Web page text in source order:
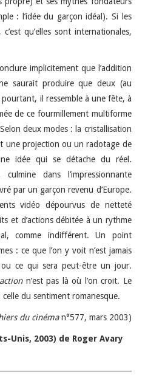
: l’idée du garçon idéal). Si les
qu’elles sont internationales,
implicitement que l’addition
saurait produire que deux (au
il ressemble à une fête, à
de ce fourmillement multiforme
deux modes : la cristallisation
une projection ou un radotage de
idée qui se détache du réel.
dans l’impressionnante
par un garçon revenu d’Europe.
vidéo dépourvus de netteté
et d’actions débitée à un rythme
comme indifférent. Un point
: ce que l’on y voit n’est jamais
ce qui sera peut-être un jour.
n’est pas là où l’on croit. Le
du sentiment romanesque.
du cinéman°577, mars 2003)
Unis, 2003) de Roger Avary